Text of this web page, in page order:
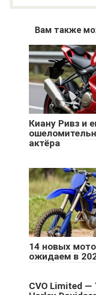
Вам также
Киану Ривз и
актёра
14 новых
ожидаем в
CVO Limited —